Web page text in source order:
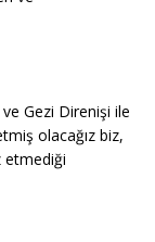
ve Gezi Direnişi ile
olacağız biz,
etmediği